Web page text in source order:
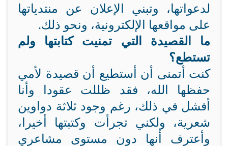
لدعواتها، وتبني الإعلان عن منتدياتها
على مواقعها الإلكترونية، ونحو ذلك.
ما القصيدة التي تمنيت كتابتها ولم
تستطع؟
كنت أتمنى أن أستطيع أن قصيدة لأمي
حفظها الله، فقد ظللت عقودا وأنا
أفشل في ذلك، رغم وجود ثلاثة دواوين
شعرية، ولكني تجرأت وكتبتها أخيرا،
وأعترف أنها دون مستوى مشاعري